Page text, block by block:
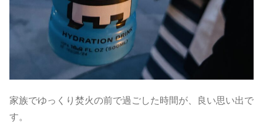
家族でゆっくり焚火の前で過ごした時間が、良い思い出で
す。